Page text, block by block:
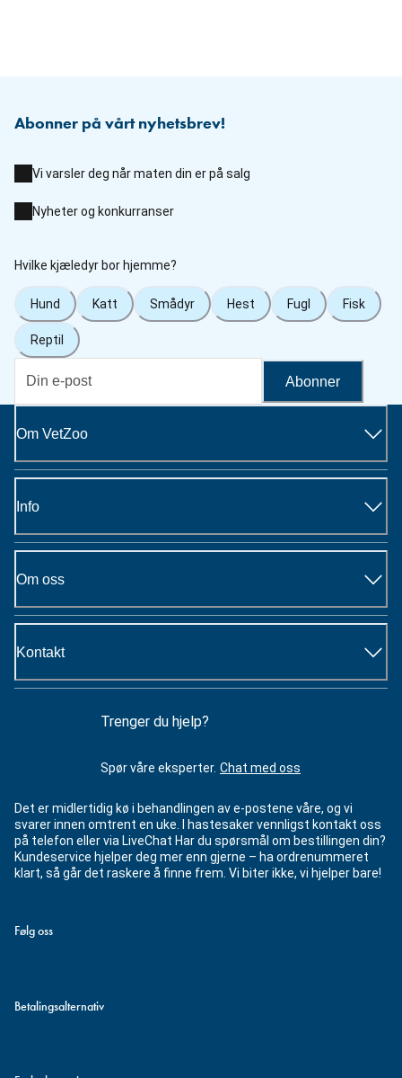
Abonner på vårt nyhetsbrev!
Vi varsler deg når maten din er på salg
Nyheter og konkurranser
Hvilke kjæledyr bor hjemme?
Hund Katt Smådyr Hest Fugl Fisk
Reptil
Abonner
Om VetZoo
Info
Om oss
Kontakt
Trenger du hjelp?
Spør våre eksperter. Chat med oss
Det er midlertidig kø i behandlingen av e-postene våre, og vi
svarer innen omtrent en uke. I hastesaker vennligst kontakt oss
på telefon eller via LiveChat Har du spørsmål om bestillingen din?
Kundeservice hjelper deg mer enn gjerne – ha ordrenummeret
klart, så går det raskere å finne frem. Vi biter ikke, vi hjelper bare!
Følg oss
Betalingsalternativ